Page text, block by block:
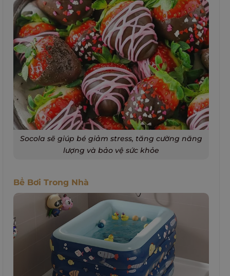
Socola sẽ giúp bé giảm stress, tăng cường năng
lượng và bảo vệ sức khỏe
Bể Bơi Trong Nhà